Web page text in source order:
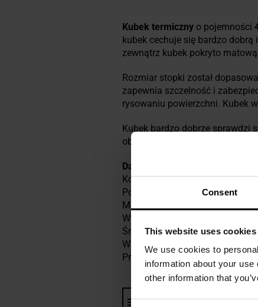
Consent
This website uses cookies
We use cookies to
information about your
other information that
Kubek termiczny o pojemności
kubek cechuje się bardzo
zewnątrz kubek pokryto
Rozmiar stopki został
zapewnia szczelność i
rysowaniu powierzchni. Kubek
Kubek bardzo dobrze sprawdzi
obozach.
Dane techniczne
Kolor: olive
Pojemność: 450 ml
Materiał: stal nierdzewna 201
Wysokość: 138 mm
Średnica: 85 mm
Waga: 220 g
Producent:
M-Tac, Ukraina
Informacja o producencie i